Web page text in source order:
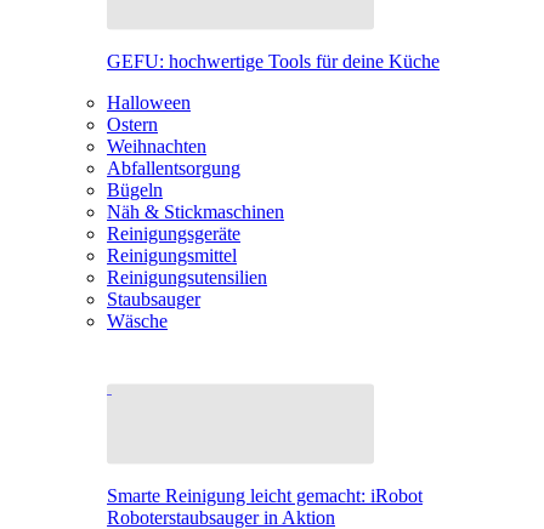
GEFU: hochwertige Tools für deine Küche
Halloween
Ostern
Weihnachten
Abfallentsorgung
Bügeln
Näh & Stickmaschinen
Reinigungsgeräte
Reinigungsmittel
Reinigungsutensilien
Staubsauger
Wäsche
Smarte Reinigung leicht gemacht: iRobot
Roboterstaubsauger in Aktion